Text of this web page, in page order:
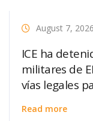
August 7, 2026
ICE ha
militares de
vías legales
Read more